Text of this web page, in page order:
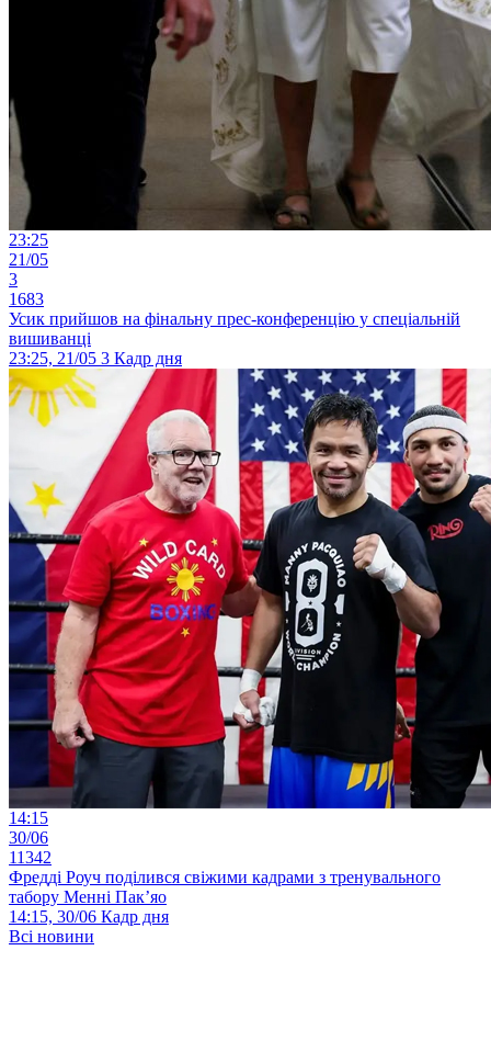
23:25
21/05
3
1683
Усик прийшов на фінальну прес-конференцію у спеціальній
вишиванці
23:25, 21/05 3 Кадр дня
14:15
30/06
11342
Фредді Роуч поділився свіжими кадрами з тренувального
табору Менні Пак’яо
14:15, 30/06 Кадр дня
Всі новини